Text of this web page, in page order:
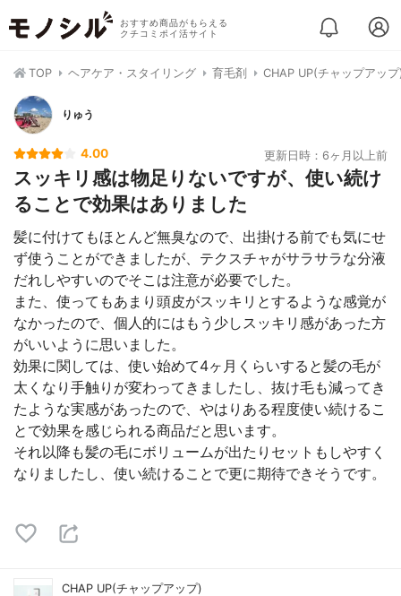
おすすめ商品がもらえる
クチコミポイ活サイト
TOP ヘアケア・スタイリング 育毛剤 CHAP UP(チャップアッ
りゅう
4.00 更新日時：6ヶ月以上前
スッキリ感は物足りないですが、使い続け
ることで効果はありました
髪に付けてもほとんど無臭なので、出掛ける前でも気にせ
ず使うことができましたが、テクスチャがサラサラな分液
だれしやすいのでそこは注意が必要でした。
また、使ってもあまり頭皮がスッキリとするような感覚が
なかったので、個人的にはもう少しスッキリ感があった方
がいいように思いました。
効果に関しては、使い始めて4ヶ月くらいすると髪の毛が
太くなり手触りが変わってきましたし、抜け毛も減ってき
たような実感があったので、やはりある程度使い続けるこ
とで効果を感じられる商品だと思います。
それ以降も髪の毛にボリュームが出たりセットもしやすく
なりましたし、使い続けることで更に期待できそうです。
CHAP UP(チャップアップ)